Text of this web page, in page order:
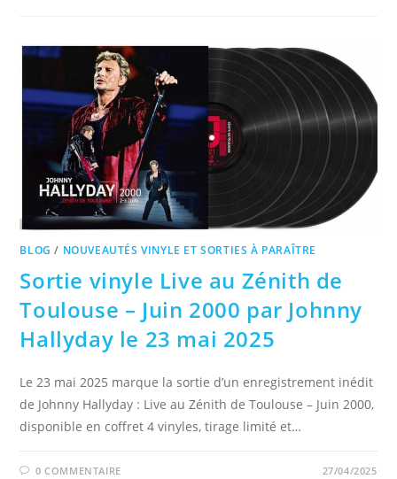
BLOG / NOUVEAUTÉS VINYLE ET SORTIES À PARAÎTRE
Sortie vinyle Live au Zénith de
Toulouse – Juin 2000 par Johnny
Hallyday le 23 mai 2025
Le 23 mai 2025 marque la sortie d’un enregistrement inédit
de Johnny Hallyday : Live au Zénith de Toulouse – Juin 2000,
disponible en coffret 4 vinyles, tirage limité et…
0 COMMENTAIRE 27/04/2025